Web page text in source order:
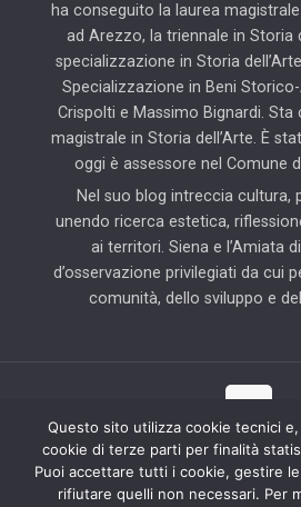
ha conseguito la laurea
ad Arezzo, la triennale in Storia
specializzazione in Storia
Specializzazione in Beni
Crispolti e Massimo Bignardi.
magistrale in Storia dell’Arte. È
oggi è assessore nel Comune
Nel suo blog intreccia cultura,
unendo ricerca estetica,
ai territori. Siena e l’Amiata
d’osservazione privilegiati da cui
comunità, dello sviluppo e
© 2025 Il Blog di Pierluigi Piccini | Tutti
tecnico: Hab
Questo sito utilizza cookie tecnici
cookie di terze parti per finalità
Puoi accettare tutti i cookie, gestire
rifiutare quelli non necessari. Per